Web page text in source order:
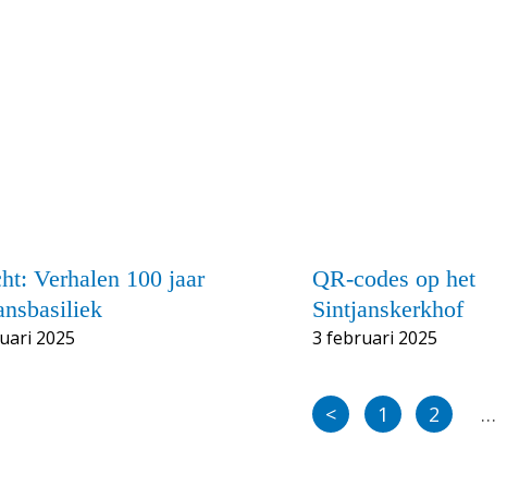
Verhalen 100 jaar
2025
QR-codes op het
Sintjanskerkhof
3 februari 2025
< 1 2 …